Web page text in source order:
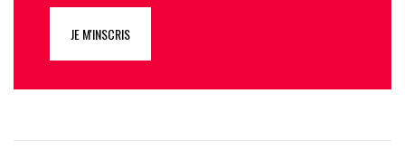
JE M'INSCRIS